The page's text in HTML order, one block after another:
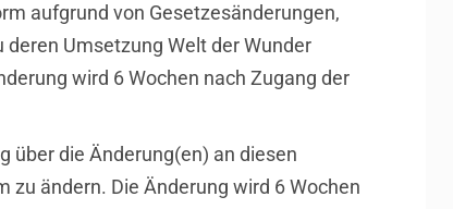
aufgrund von Gesetzesänderungen,
Umsetzung Welt der Wunder
wird 6 Wochen nach Zugang der
über die Änderung(en) an diesen
ändern. Die Änderung wird 6 Wochen